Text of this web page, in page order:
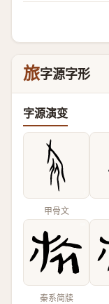
旅字源字形
字源演变
甲骨文
秦系简牍